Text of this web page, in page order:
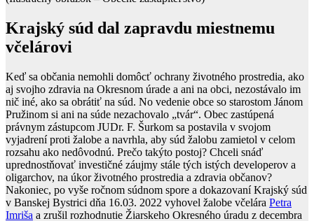
Krajský súd dal zapravdu miestnemu
včelárovi
Keď sa občania nemohli domôcť ochrany životného prostredia, ako
aj svojho zdravia na Okresnom úrade a ani na obci, nezostávalo im
nič iné, ako sa obrátiť na súd. No vedenie obce so starostom Jánom
Pružinom si ani na súde nezachovalo „tvár“. Obec zastúpená
právnym zástupcom JUDr. F. Šurkom sa postavila v svojom
vyjadrení proti žalobe a navrhla, aby súd žalobu zamietol v celom
rozsahu ako nedôvodnú. Prečo takýto postoj? Chceli snáď
uprednostňovať investičné záujmy stále tých istých developerov a
oligarchov, na úkor životného prostredia a zdravia občanov?
Nakoniec, po vyše ročnom súdnom spore a dokazovaní Krajský súd
v Banskej Bystrici dňa 16.03. 2022 vyhovel žalobe včelára Petra
Imriša a zrušil rozhodnutie Žiarskeho Okresného úradu z decembra